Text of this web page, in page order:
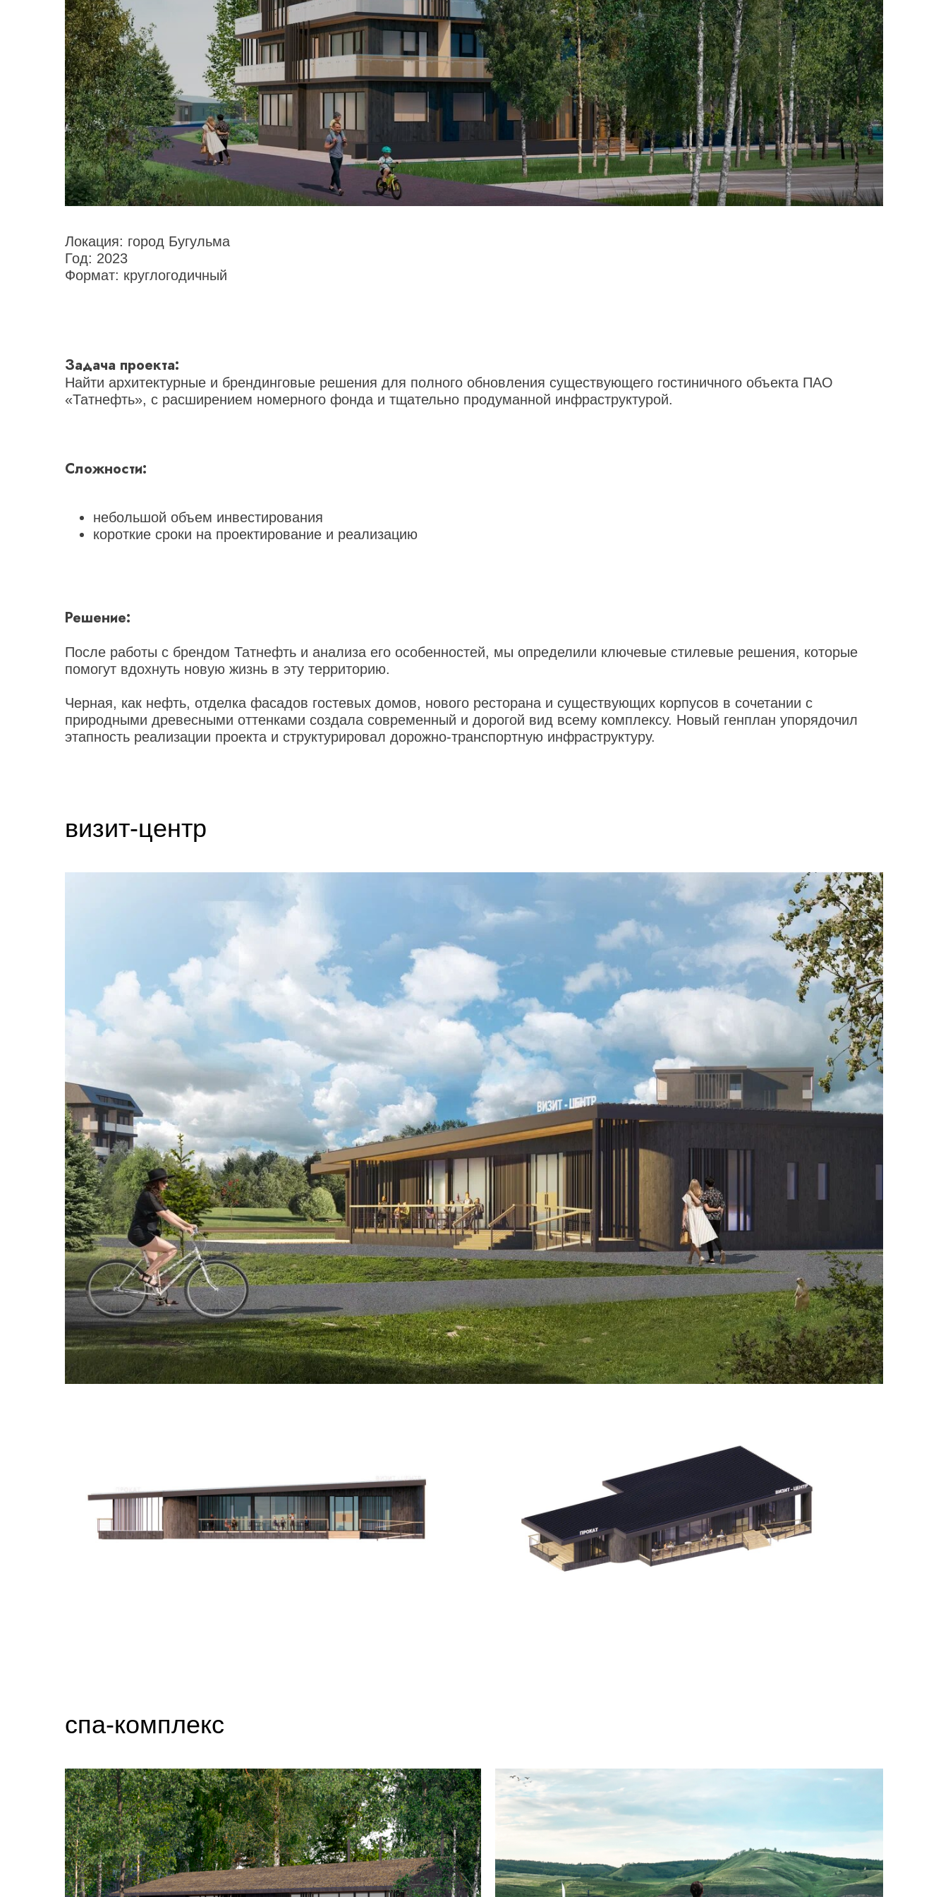
Локация: город Бугульма
Год: 2023
Формат: круглогодичный
Задача проекта:
Найти архитектурные и брендинговые решения для полного обновления существующего гостиничного объекта ПАО
«Татнефть», с расширением номерного фонда и тщательно продуманной инфраструктурой.
Сложности:
небольшой объем инвестирования
короткие сроки на проектирование и реализацию
Решение:
После работы с брендом Татнефть и анализа его особенностей, мы определили ключевые стилевые решения, которые
помогут вдохнуть новую жизнь в эту территорию.
Черная, как нефть, отделка фасадов гостевых домов, нового ресторана и существующих корпусов в сочетании с
природными древесными оттенками создала современный и дорогой вид всему комплексу. Новый генплан упорядочил
этапность реализации проекта и структурировал дорожно-транспортную инфраструктуру.
визит-центр
спа-комплекс